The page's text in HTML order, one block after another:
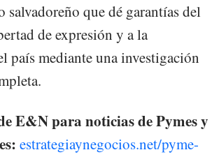
salvadoreño que dé garantías del
de expresión y a la
país mediante una investigación
E&N para noticias de Pymes y
estrategiaynegocios.net/pyme-